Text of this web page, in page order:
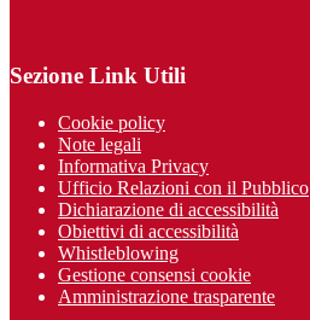
Sezione Link Utili
Cookie policy
Note legali
Informativa Privacy
Ufficio Relazioni con il Pubblico
Dichiarazione di accessibilità
Obiettivi di accessibilità
Whistleblowing
Gestione consensi cookie
Amministrazione trasparente